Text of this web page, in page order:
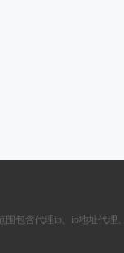
围包含代理ip 、ip地址代理